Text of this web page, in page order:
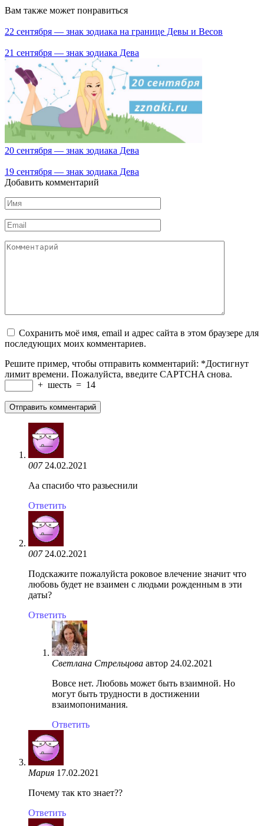
Вам также может понравиться
22 сентября — знак зодиака на границе Девы и Весов
21 сентября — знак зодиака Дева
20 сентября — знак зодиака Дева
19 сентября — знак зодиака Дева
Добавить комментарий
Имя
*
Email
*
Комментарий
Сохранить моё имя, email и адрес сайта в этом браузере для
последующих моих комментариев.
Решите пример, чтобы отправить комментарий: *Достигнут
лимит времени. Пожалуйста, введите CAPTCHA снова.
+ шесть = 14
007 24.02.2021
Аа спасибо что разьеснили
Ответить
007 24.02.2021
Подскажите пожалуйста роковое влечение значит что
любовь будет не взаимен с людьми рожденным в эти
даты?
Ответить
Светлана Стрельцова автор 24.02.2021
Вовсе нет. Любовь может быть взаимной. Но
могут быть трудности в достижении
взаимопонимания.
Ответить
Мария 17.02.2021
Почему так кто знает??
Ответить